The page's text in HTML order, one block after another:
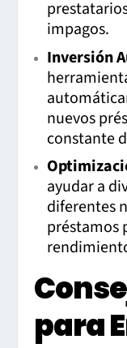
impagos.
Inversión
nuevos
constante
ayudar a
diferentes
préstamos
para